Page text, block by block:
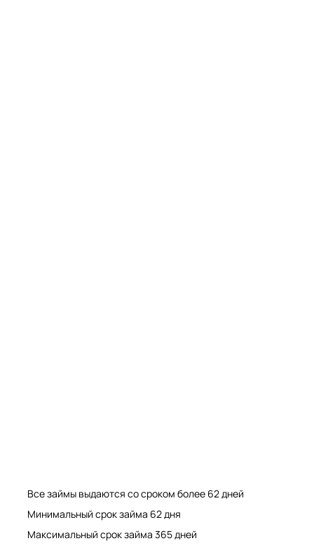
Все займы выдаются со сроком более 62 дней
Минимальный срок займа 62 дня
Максимальный срок займа 365 дней